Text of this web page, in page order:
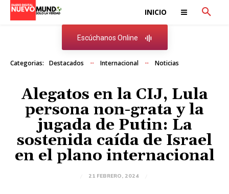
INICIO
Escúchanos Online
Categorias: Destacados Internacional Noticias
Alegatos en la CIJ, Lula
persona non-grata y la
jugada de Putin: La
sostenida caída de Israel
en el plano internacional
21 FEBRERO, 2024